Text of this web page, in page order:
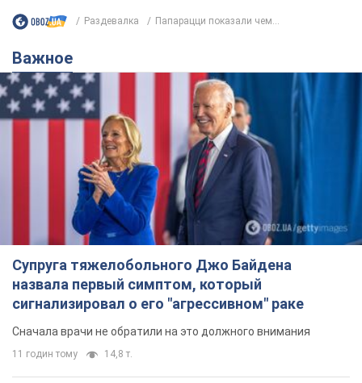
Раздевалка Папарацци показали чем...
Важное
Супруга тяжелобольного Джо Байдена
назвала первый симптом, который
сигнализировал о его "агрессивном" раке
Сначала врачи не обратили на это должного внимания
11 годин тому 14,8 т.